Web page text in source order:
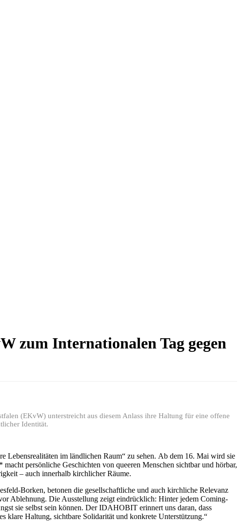
zum Internationalen Tag gegen
(EKvW) unterstreicht aus diesem Anlass ihre Haltung für eine offene
Identität.
Lebensrealitäten im ländlichen Raum“ zu sehen. Ab dem 16. Mai wird sie
persönliche Geschichten von queeren Menschen sichtbar und hörbar,
– auch innerhalb kirchlicher Räume.
Borken, betonen die gesellschaftliche und auch kirchliche Relevanz
Ablehnung. Die Ausstellung zeigt eindrücklich: Hinter jedem Coming-
sie selbst sein können. Der IDAHOBIT erinnert uns daran, dass
klare Haltung, sichtbare Solidarität und konkrete Unterstützung.“